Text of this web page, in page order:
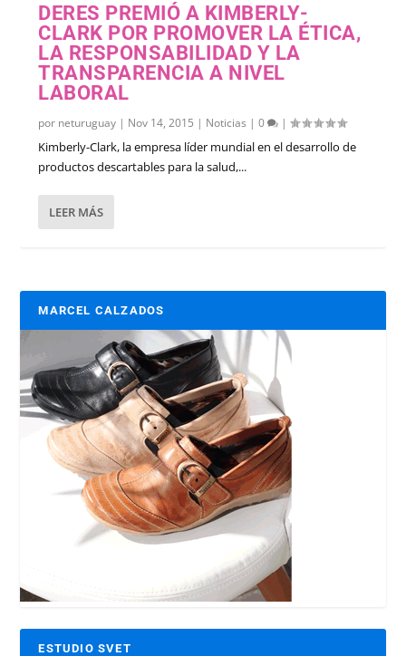
DERES PREMIÓ A KIMBERLY-
CLARK POR PROMOVER LA ÉTICA,
LA RESPONSABILIDAD Y LA
TRANSPARENCIA A NIVEL
LABORAL
por neturuguay | Nov 14, 2015 | Noticias |0 |
Kimberly-Clark, la empresa líder mundial en el desarrollo de
productos descartables para la salud,...
LEER MÁS
MARCEL CALZADOS
ESTUDIO SVET